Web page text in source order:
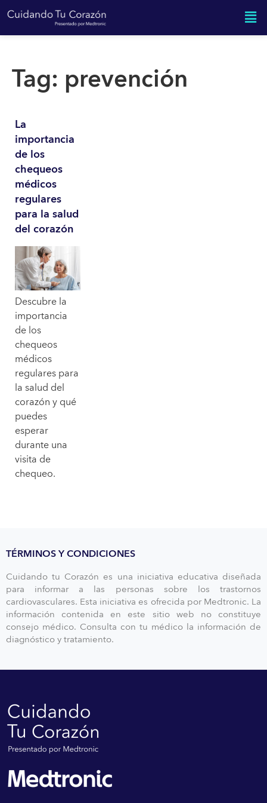
Tag: prevención
La
importancia
de los
chequeos
médicos
regulares
para la salud
del corazón
Descubre la
importancia
de los
chequeos
médicos
regulares para
la salud del
corazón y qué
puedes
esperar
durante una
visita de
chequeo.
TÉRMINOS Y CONDICIONES
Cuidando tu Corazón es una iniciativa educativa diseñada
para informar a las personas sobre los trastornos
cardiovasculares. Esta iniciativa es ofrecida por Medtronic. La
información contenida en este sitio web no constituye
consejo médico. Consulta con tu médico la información de
diagnóstico y tratamiento.